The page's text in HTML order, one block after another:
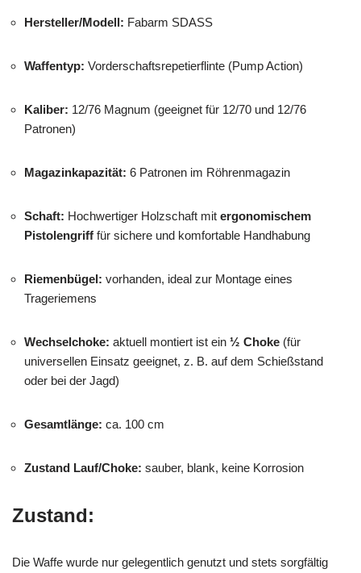
Hersteller/Modell: Fabarm SDASS
Waffentyp: Vorderschaftsrepetierflinte (Pump Action)
Kaliber: 12/76 Magnum (geeignet für 12/70 und 12/76
Patronen)
Magazinkapazität: 6 Patronen im Röhrenmagazin
Schaft: Hochwertiger Holzschaft mit ergonomischem
Pistolengriff für sichere und komfortable Handhabung
Riemenbügel: vorhanden, ideal zur Montage eines
Trageriemens
Wechselchoke: aktuell montiert ist ein ½ Choke (für
universellen Einsatz geeignet, z. B. auf dem Schießstand
oder bei der Jagd)
Gesamtlänge: ca. 100 cm
Zustand Lauf/Choke: sauber, blank, keine Korrosion
Zustand:
Die Waffe wurde nur gelegentlich genutzt und stets sorgfältig